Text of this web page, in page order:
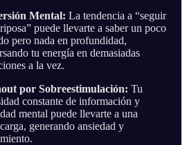
Mental: La tendencia a “seguir
puede llevarte a saber un poco
pero nada en profundidad,
tu energía en demasiadas
a la vez.
por Sobreestimulación: Tu
constante de información y
mental puede llevarte a una
generando ansiedad y